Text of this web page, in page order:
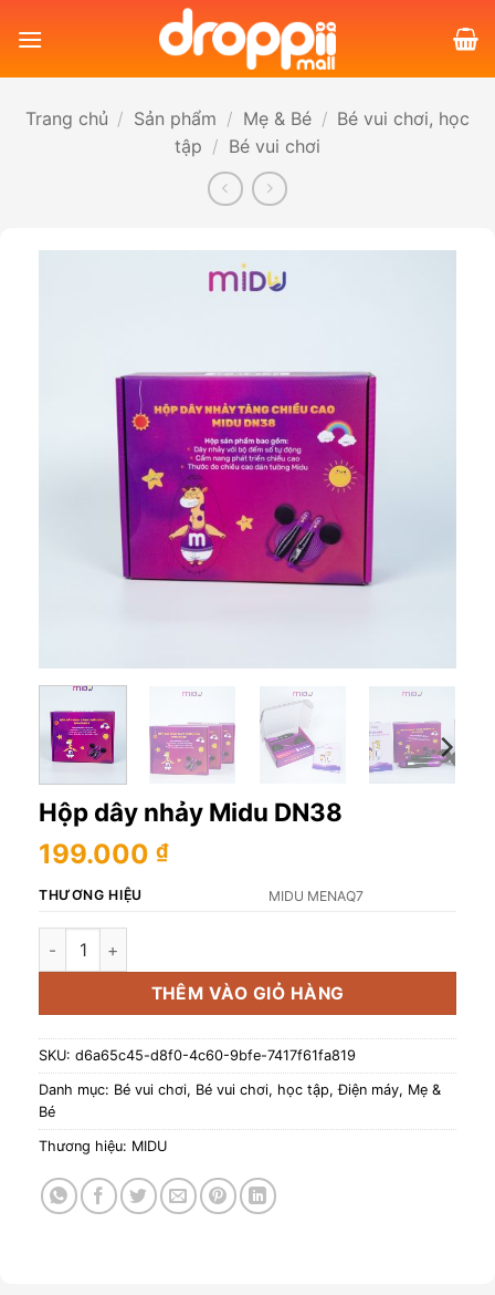
qua
Trang chủ / Sản phẩm / Mẹ & Bé / Bé vui chơi, học
tập / Bé vui chơi
Hộp dây nhảy Midu DN38
199.000 ₫
THƯƠNG HIỆU MIDU MENAQ7
Hộp dây nhảy Midu DN38 số lượng
THÊM VÀO GIỎ HÀNG
SKU: d6a65c45-d8f0-4c60-9bfe-7417f61fa819
Danh mục: Bé vui chơi, Bé vui chơi, học tập,Điện máy, Mẹ &
Bé
Thương hiệu: MIDU